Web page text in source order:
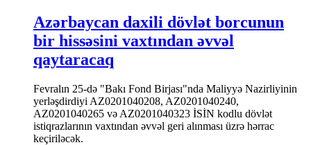
Azərbaycan daxili dövlət borcunun
bir hissəsini vaxtından əvvəl
qaytaracaq
Fevralın 25-də "Bakı Fond Birjası"nda Maliyyə Nazirliyinin
yerləşdirdiyi AZ0201040208, AZ0201040240,
AZ0201040265 və AZ0201040323 İSİN kodlu dövlət
istiqrazlarının vaxtından əvvəl geri alınması üzrə hərrac
keçiriləcək.